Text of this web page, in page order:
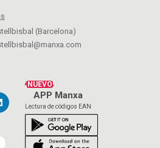
(Barcelona)
¡NUEVO!
APP Manxa
Lectura de códigos EAN